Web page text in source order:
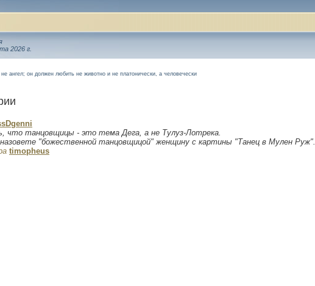
2026 г.
ангел; он должен любить не животно и не платонически, а человечески
что танцовщицы - это тема Дега, а не Тулуз-Лотрека.
"божественной танцовщицой" женщину с картины "Танец в Мулен Руж".
timopheus